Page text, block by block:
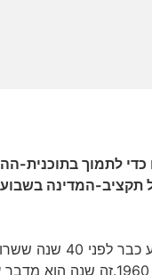
לתמוך
תקציב-המדינה‮
אינני מאמין
מנהיג צבאי למופת," רשם בן-